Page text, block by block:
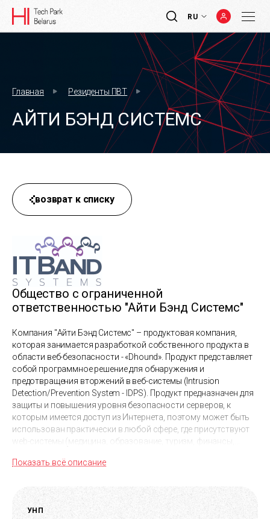
RU
Главная Резиденты ПВТ
АЙТИ БЭНД СИСТЕМС
Общество с ограниченной
ответственностью "Айти Бэнд Системс"
Компания "Айти Бэнд Системс" – продуктовая компания,
которая занимается разработкой собственного продукта в
области веб-безопасности - «Dhound». Продукт представляет
собой программное решение для обнаружения и
предотвращения вторжений в веб-системы (Intrusion
Detection/Prevention System - IDPS). Продукт предназначен для
защиты и повышения уровня безопасности серверов, к
которым имеется доступ из Интернета, поэтому может быть
использован практически в любой сфере, где присутствуют
web-системы (медицина, образование, туризм, финансы,
производство и др.).
разработку и поддержку веб- и мобильных приложений для
среднего и крупного бизнеса. Целевые проекты –
автоматизация бизнес-процессов заказчиков, работа над
Показать всё описание
возврат к списку
УНП